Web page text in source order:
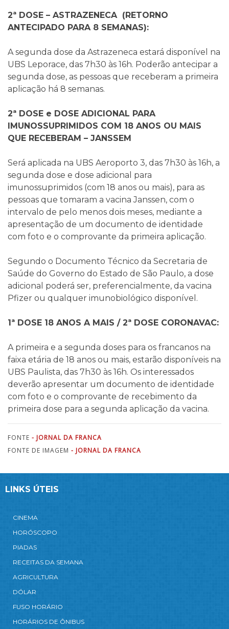
2ª DOSE – ASTRAZENECA (RETORNO
ANTECIPADO PARA 8 SEMANAS):
A segunda dose da Astrazeneca estará disponível na
UBS Leporace, das 7h30 às 16h. Poderão antecipar a
segunda dose, as pessoas que receberam a primeira
aplicação há 8 semanas.
2ª DOSE e DOSE ADICIONAL PARA
IMUNOSSUPRIMIDOS COM 18 ANOS OU MAIS
QUE RECEBERAM – JANSSEM
Será aplicada na UBS Aeroporto 3, das 7h30 às 16h, a
segunda dose e dose adicional para
imunossuprimidos (com 18 anos ou mais), para as
pessoas que tomaram a vacina Janssen, com o
intervalo de pelo menos dois meses, mediante a
apresentação de um documento de identidade
com foto e o comprovante da primeira aplicação.
Segundo o Documento Técnico da Secretaria de
Saúde do Governo do Estado de São Paulo, a dose
adicional poderá ser, preferencialmente, da vacina
Pfizer ou qualquer imunobiológico disponível.
1ª DOSE 18 ANOS A MAIS / 2ª DOSE CORONAVAC:
A primeira e a segunda doses para os francanos na
faixa etária de 18 anos ou mais, estarão disponíveis na
UBS Paulista, das 7h30 às 16h. Os interessados
deverão apresentar um documento de identidade
com foto e o comprovante de recebimento da
primeira dose para a segunda aplicação da vacina.
FONTE - JORNAL DA FRANCA
FONTE DE IMAGEM - JORNAL DA FRANCA
LINKS ÚTEIS
CINEMA
HORÓSCOPO
PIADAS
RECEITAS DA SEMANA
AGRICULTURA
DÓLAR
FUSO HORÁRIO
HORÁRIOS DE ÔNIBUS